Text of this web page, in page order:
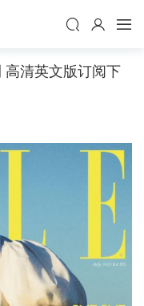
清英文版订阅下